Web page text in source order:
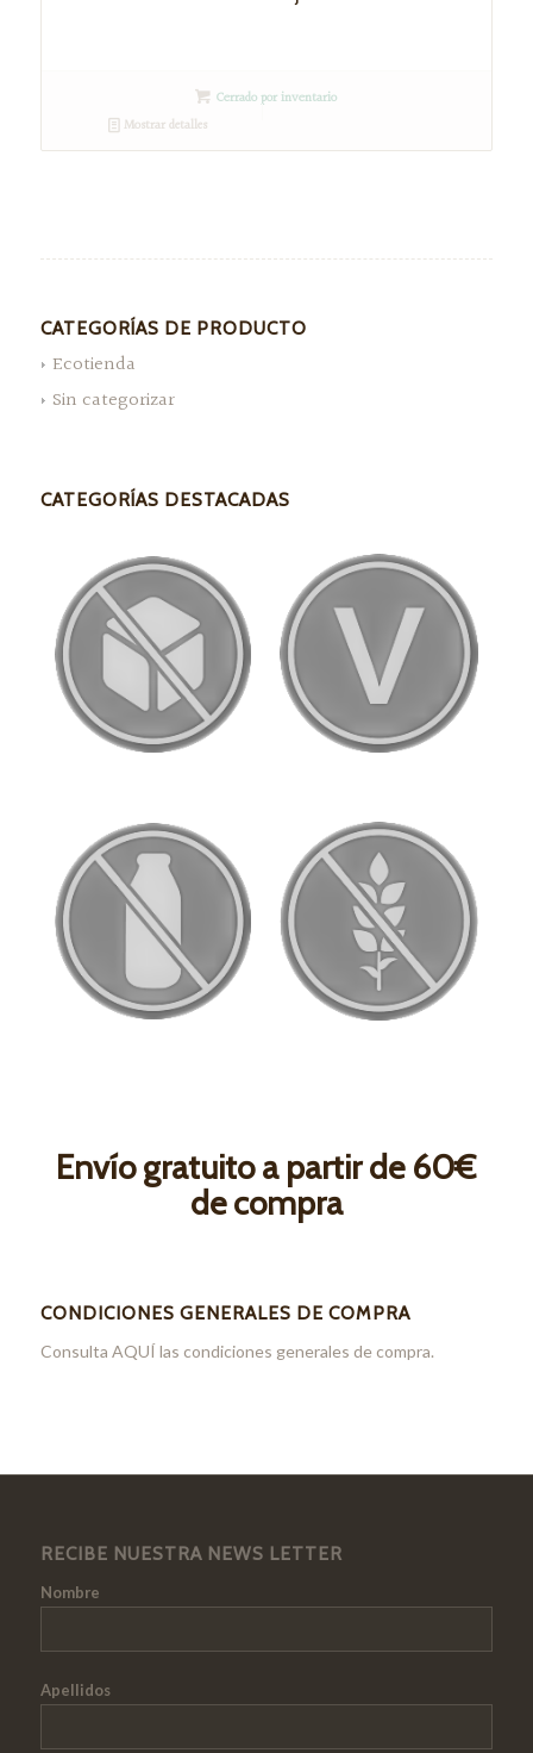
Cerrado por inventario
Mostrar detalles
CATEGORÍAS DE PRODUCTO
Ecotienda
Sin categorizar
CATEGORÍAS DESTACADAS
Envío gratuito a partir de 60€
de compra
CONDICIONES GENERALES DE COMPRA
Consulta AQUÍlas condiciones generales de compra.
RECIBE NUESTRA NEWS LETTER
Nombre
Apellidos